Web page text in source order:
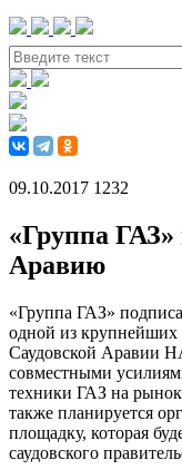
09.10.2017 1232
«Группа ГАЗ»
Аравию
«Группа ГАЗ»
одной из крупнейших
Саудовской Аравии
совместными
техники ГАЗ на
также планируется
площадку, которая
саудовского